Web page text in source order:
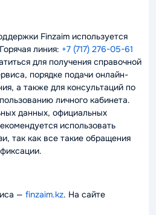
Finzaim используется
линия: +7 (717) 276-05-61
для получения справочной
порядке подачи онлайн-
а также для консультаций по
личного кабинета.
данных, официальных
использовать
так как все такие обращения
— finzaim.kz. На сайте